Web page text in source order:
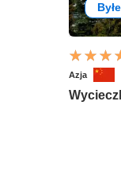
Azja